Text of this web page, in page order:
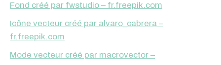
Fond créé par fwstudio – fr.freepik.com
Icône vecteur créé par alvaro_cabrera –
fr.freepik.com
Mode vecteur créé par macrovector –